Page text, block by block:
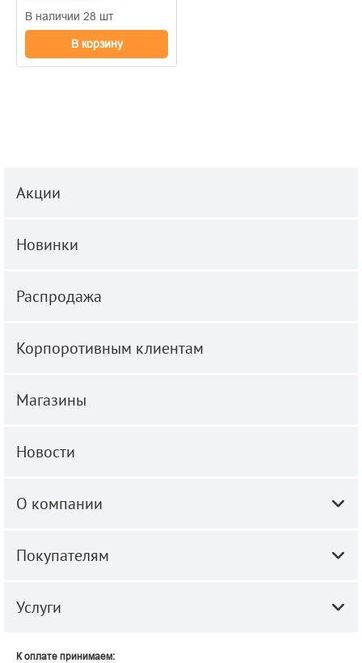
В наличии 28 шт
В корзину
Акции
Новинки
Распродажа
Корпоротивным клиентам
Магазины
Новости
О компании
Покупателям
Услуги
К оплате принимаем: